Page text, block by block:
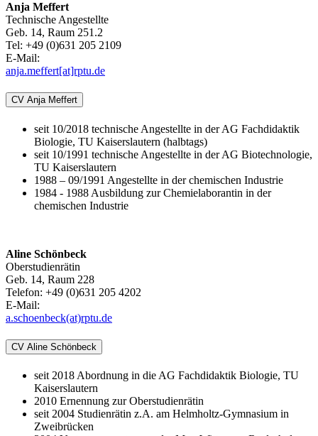
Anja Meffert
Technische Angestellte
Geb. 14, Raum 251.2
Tel: +49 (0)631 205 2109
E-Mail:
anja.meffert[at]rptu.de
CV Anja Meffert
seit 10/2018 technische Angestellte in der AG Fachdidaktik
Biologie, TU Kaiserslautern (halbtags)
seit 10/1991 technische Angestellte in der AG Biotechnologie,
TU Kaiserslautern
1988 – 09/1991 Angestellte in der chemischen Industrie
1984 - 1988 Ausbildung zur Chemielaborantin in der
chemischen Industrie
Aline Schönbeck
Oberstudienrätin
Geb. 14, Raum 228
Telefon: +49 (0)631 205 4202
E-Mail:
a.schoenbeck(at)rptu.de
CV Aline Schönbeck
seit 2018 Abordnung in die AG Fachdidaktik Biologie, TU
Kaiserslautern
2010 Ernennung zur Oberstudienrätin
seit 2004 Studienrätin z.A. am Helmholtz-Gymnasium in
Zweibrücken